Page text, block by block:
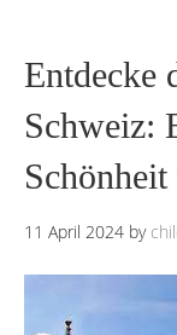
Entdecke
Schweiz:
11 April 2024 by